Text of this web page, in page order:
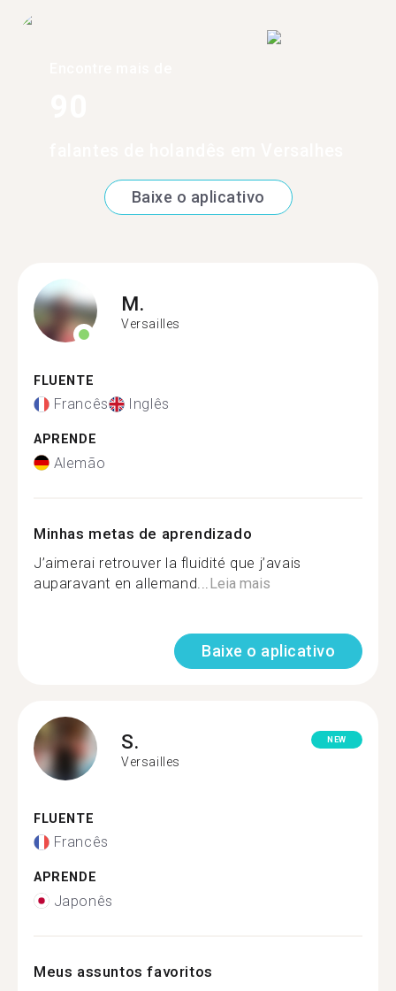
Baixe o aplicativo
M.
Versailles
FLUENTE
Francês Inglês
APRENDE
Alemão
Minhas metas de aprendizado
J’aimerai retrouver la fluidité que j’avais
auparavant en allemand... Leia mais
Baixe o aplicativo
S.
Versailles
NEW
FLUENTE
Francês
APRENDE
Japonês
Meus assuntos favoritos